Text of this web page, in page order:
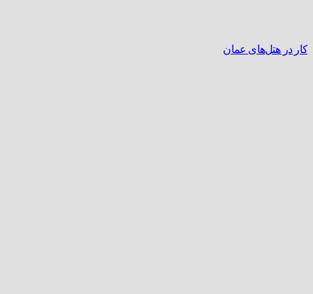
کار در هتل‌های عمان